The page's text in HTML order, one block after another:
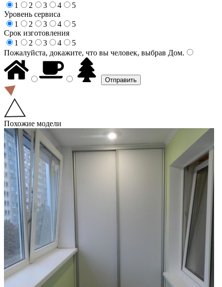
1
2 3 4
5
Уровень сервиса
1
2 3 4
5
Срок изготовления
1
2 3 4
5
Пожалуйста, докажите, что вы человек, выбрав Дом.
Похожие модели